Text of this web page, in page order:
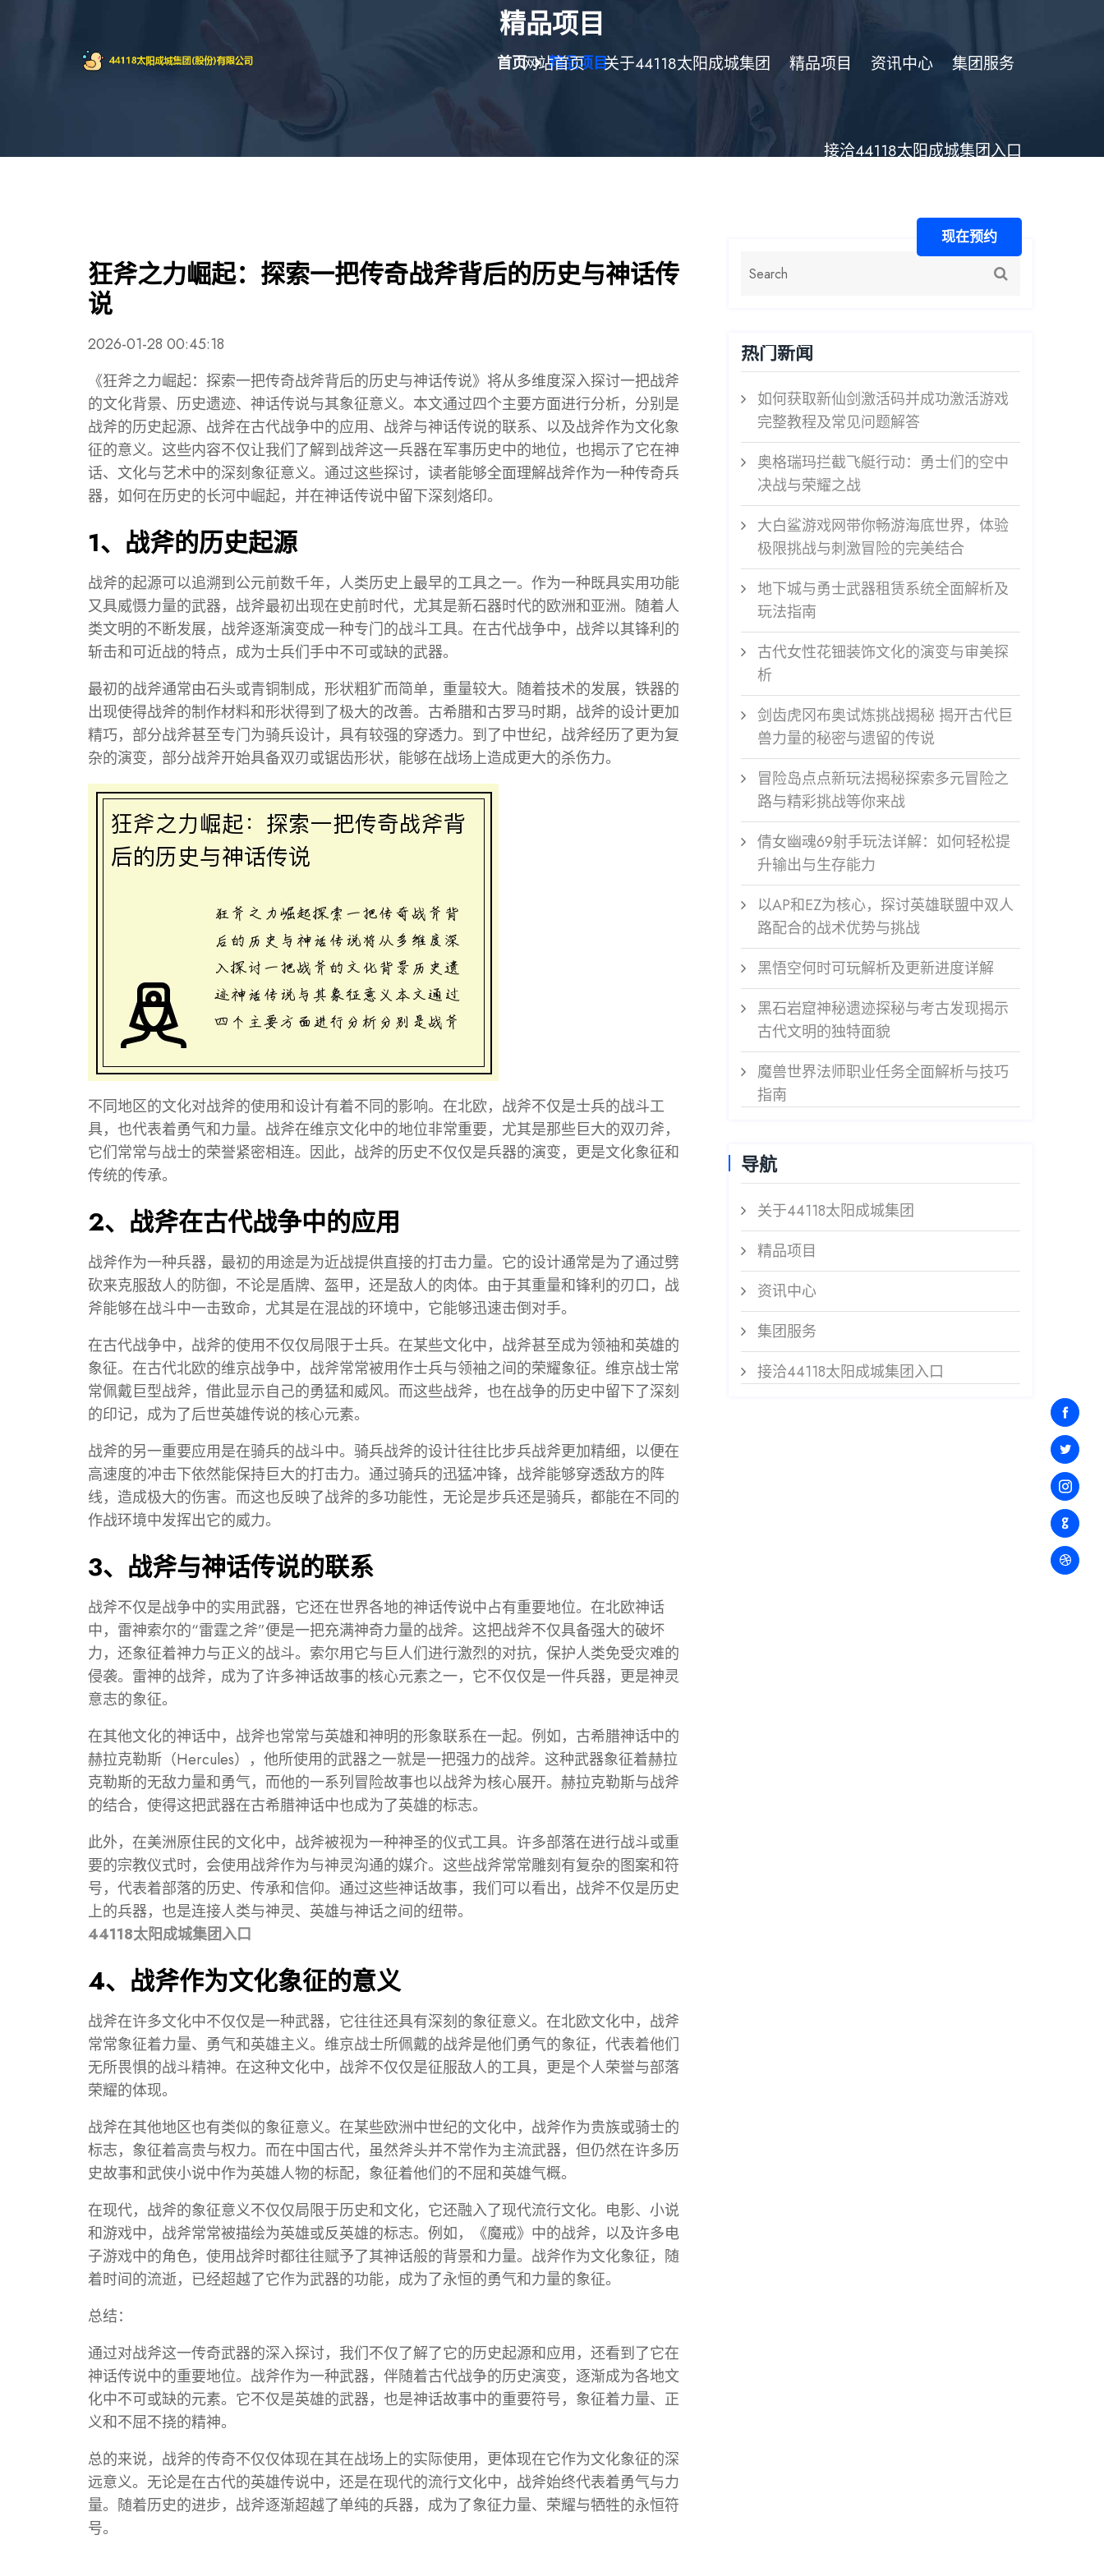
网站首页 关于44118太阳成城集团 精品项目 资讯中心 集团服务
接洽44118太阳成城集团入口
现在预约
精品项目
首页 精品项目
狂斧之力崛起：探索一把传奇战斧背后的历史与神话传
说
2026-01-28 00:45:18
《狂斧之力崛起：探索一把传奇战斧背后的历史与神话传说》将从多维度深入探讨一把战斧
的文化背景、历史遗迹、神话传说与其象征意义。本文通过四个主要方面进行分析，分别是
战斧的历史起源、战斧在古代战争中的应用、战斧与神话传说的联系、以及战斧作为文化象
征的意义。这些内容不仅让我们了解到战斧这一兵器在军事历史中的地位，也揭示了它在神
话、文化与艺术中的深刻象征意义。通过这些探讨，读者能够全面理解战斧作为一种传奇兵
器，如何在历史的长河中崛起，并在神话传说中留下深刻烙印。
1、战斧的历史起源
战斧的起源可以追溯到公元前数千年，人类历史上最早的工具之一。作为一种既具实用功能
又具威慑力量的武器，战斧最初出现在史前时代，尤其是新石器时代的欧洲和亚洲。随着人
类文明的不断发展，战斧逐渐演变成一种专门的战斗工具。在古代战争中，战斧以其锋利的
斩击和可近战的特点，成为士兵们手中不可或缺的武器。
最初的战斧通常由石头或青铜制成，形状粗犷而简单，重量较大。随着技术的发展，铁器的
出现使得战斧的制作材料和形状得到了极大的改善。古希腊和古罗马时期，战斧的设计更加
精巧，部分战斧甚至专门为骑兵设计，具有较强的穿透力。到了中世纪，战斧经历了更为复
杂的演变，部分战斧开始具备双刃或锯齿形状，能够在战场上造成更大的杀伤力。
不同地区的文化对战斧的使用和设计有着不同的影响。在北欧，战斧不仅是士兵的战斗工
具，也代表着勇气和力量。战斧在维京文化中的地位非常重要，尤其是那些巨大的双刃斧，
它们常常与战士的荣誉紧密相连。因此，战斧的历史不仅仅是兵器的演变，更是文化象征和
传统的传承。
2、战斧在古代战争中的应用
战斧作为一种兵器，最初的用途是为近战提供直接的打击力量。它的设计通常是为了通过劈
砍来克服敌人的防御，不论是盾牌、盔甲，还是敌人的肉体。由于其重量和锋利的刃口，战
斧能够在战斗中一击致命，尤其是在混战的环境中，它能够迅速击倒对手。
在古代战争中，战斧的使用不仅仅局限于士兵。在某些文化中，战斧甚至成为领袖和英雄的
象征。在古代北欧的维京战争中，战斧常常被用作士兵与领袖之间的荣耀象征。维京战士常
常佩戴巨型战斧，借此显示自己的勇猛和威风。而这些战斧，也在战争的历史中留下了深刻
的印记，成为了后世英雄传说的核心元素。
战斧的另一重要应用是在骑兵的战斗中。骑兵战斧的设计往往比步兵战斧更加精细，以便在
高速度的冲击下依然能保持巨大的打击力。通过骑兵的迅猛冲锋，战斧能够穿透敌方的阵
线，造成极大的伤害。而这也反映了战斧的多功能性，无论是步兵还是骑兵，都能在不同的
作战环境中发挥出它的威力。
3、战斧与神话传说的联系
战斧不仅是战争中的实用武器，它还在世界各地的神话传说中占有重要地位。在北欧神话
中，雷神索尔的“雷霆之斧”便是一把充满神奇力量的战斧。这把战斧不仅具备强大的破坏
力，还象征着神力与正义的战斗。索尔用它与巨人们进行激烈的对抗，保护人类免受灾难的
侵袭。雷神的战斧，成为了许多神话故事的核心元素之一，它不仅仅是一件兵器，更是神灵
意志的象征。
在其他文化的神话中，战斧也常常与英雄和神明的形象联系在一起。例如，古希腊神话中的
赫拉克勒斯（Hercules），他所使用的武器之一就是一把强力的战斧。这种武器象征着赫拉
克勒斯的无敌力量和勇气，而他的一系列冒险故事也以战斧为核心展开。赫拉克勒斯与战斧
的结合，使得这把武器在古希腊神话中也成为了英雄的标志。
此外，在美洲原住民的文化中，战斧被视为一种神圣的仪式工具。许多部落在进行战斗或重
要的宗教仪式时，会使用战斧作为与神灵沟通的媒介。这些战斧常常雕刻有复杂的图案和符
号，代表着部落的历史、传承和信仰。通过这些神话故事，我们可以看出，战斧不仅是历史
上的兵器，也是连接人类与神灵、英雄与神话之间的纽带。
44118太阳成城集团入口
4、战斧作为文化象征的意义
战斧在许多文化中不仅仅是一种武器，它往往还具有深刻的象征意义。在北欧文化中，战斧
常常象征着力量、勇气和英雄主义。维京战士所佩戴的战斧是他们勇气的象征，代表着他们
无所畏惧的战斗精神。在这种文化中，战斧不仅仅是征服敌人的工具，更是个人荣誉与部落
荣耀的体现。
战斧在其他地区也有类似的象征意义。在某些欧洲中世纪的文化中，战斧作为贵族或骑士的
标志，象征着高贵与权力。而在中国古代，虽然斧头并不常作为主流武器，但仍然在许多历
史故事和武侠小说中作为英雄人物的标配，象征着他们的不屈和英雄气概。
在现代，战斧的象征意义不仅仅局限于历史和文化，它还融入了现代流行文化。电影、小说
和游戏中，战斧常常被描绘为英雄或反英雄的标志。例如，《魔戒》中的战斧，以及许多电
子游戏中的角色，使用战斧时都往往赋予了其神话般的背景和力量。战斧作为文化象征，随
着时间的流逝，已经超越了它作为武器的功能，成为了永恒的勇气和力量的象征。
总结：
通过对战斧这一传奇武器的深入探讨，我们不仅了解了它的历史起源和应用，还看到了它在
神话传说中的重要地位。战斧作为一种武器，伴随着古代战争的历史演变，逐渐成为各地文
化中不可或缺的元素。它不仅是英雄的武器，也是神话故事中的重要符号，象征着力量、正
义和不屈不挠的精神。
总的来说，战斧的传奇不仅仅体现在其在战场上的实际使用，更体现在它作为文化象征的深
远意义。无论是在古代的英雄传说中，还是在现代的流行文化中，战斧始终代表着勇气与力
量。随着历史的进步，战斧逐渐超越了单纯的兵器，成为了象征力量、荣耀与牺牲的永恒符
号。
热门新闻
如何获取新仙剑激活码并成功激活游戏
完整教程及常见问题解答
奥格瑞玛拦截飞艇行动：勇士们的空中
决战与荣耀之战
大白鲨游戏网带你畅游海底世界，体验
极限挑战与刺激冒险的完美结合
地下城与勇士武器租赁系统全面解析及
玩法指南
古代女性花钿装饰文化的演变与审美探
析
剑齿虎冈布奥试炼挑战揭秘 揭开古代巨
兽力量的秘密与遗留的传说
冒险岛点点新玩法揭秘探索多元冒险之
路与精彩挑战等你来战
倩女幽魂69射手玩法详解：如何轻松提
升输出与生存能力
以AP和EZ为核心，探讨英雄联盟中双人
路配合的战术优势与挑战
黑悟空何时可玩解析及更新进度详解
黑石岩窟神秘遗迹探秘与考古发现揭示
古代文明的独特面貌
魔兽世界法师职业任务全面解析与技巧
指南
导航
关于44118太阳成城集团
精品项目
资讯中心
集团服务
接洽44118太阳成城集团入口